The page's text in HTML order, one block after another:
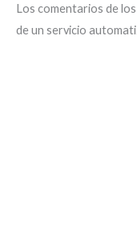
Los comentarios de
de un servicio